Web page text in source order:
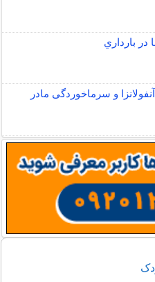
در بارداري
و سرماخوردگی مادر